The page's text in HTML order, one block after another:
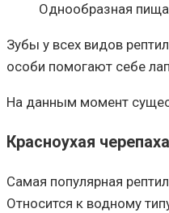
Однообразная пища
Зубы у всех видов
особи помогают себе
На данным момент
Красноухая черепаха
Самая популярная
Относится к водному